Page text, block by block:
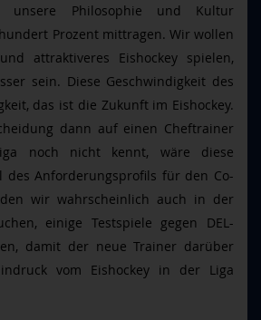
unsere Philosophie und Kultur
Prozent mittragen. Wir wollen
attraktiveres Eishockey spielen,
sein. Diese Geschwindigkeit des
das ist die Zukunft im Eishockey.
dann auf einen Cheftrainer
noch nicht kennt, wäre diese
des Anforderungsprofils für den Co-
wir wahrscheinlich auch in der
einige Testspiele gegen DEL-
damit der neue Trainer darüber
vom Eishockey in der Liga